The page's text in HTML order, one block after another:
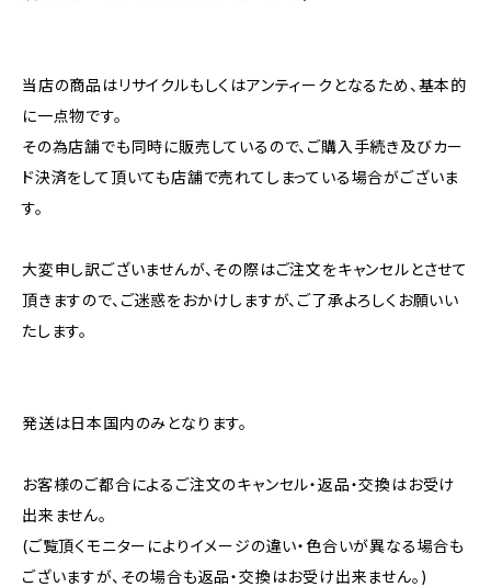
当店の商品はリサイクルもしくはアンティークとなるため、基本的
に一点物です。
その為店舗でも同時に販売しているので、ご購入手続き及びカー
ド決済をして頂いても店舗で売れてしまっている場合がございま
す。
大変申し訳ございませんが、その際はご注文をキャンセルとさせて
頂きますので、ご迷惑をおかけしますが、ご了承よろしくお願いい
たします。
発送は日本国内のみとなります。
お客様のご都合によるご注文のキャンセル・返品・交換はお受け
出来ません。
(ご覧頂くモニターによりイメージの違い・色合いが異なる場合も
ございますが、その場合も返品・交換はお受け出来ません。)